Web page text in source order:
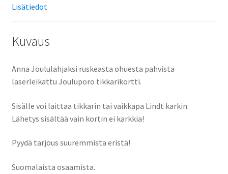
Lisätiedot
Kuvaus
Anna Joululahjaksi ruskeasta ohuesta pahvista
laserleikattu Jouluporo tikkarikortti.
Sisälle voi laittaa tikkarin tai vaikkapa Lindt karkin.
Lähetys sisältää vain kortin ei karkkia!
Pyydä tarjous suuremmista eristä!
Suomalaista osaamista.